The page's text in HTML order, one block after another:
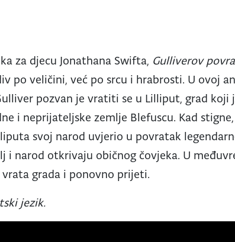
za djecu Jonathana Swifta, Gulliverov
po veličini, već po srcu i hrabrosti. U ovoj
pozvan je vratiti se u Lilliput, grad koji
i neprijateljske zemlje Blefuscu. Kad
svoj narod uvjerio u povratak
i narod otkrivaju običnog čovjeka. U
grada i ponovno prijeti.
jezik.